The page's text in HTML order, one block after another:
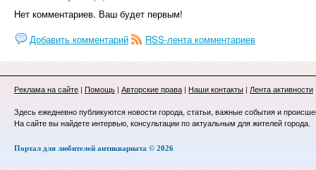
Нет комментариев. Ваш будет первым!
Добавить комментарий
RSS-лента комментариев
Реклама на сайте | Помощь | Авторские права | Наши контакты | Лента активности
Здесь ежедневно публикуются новости города, статьи, важные события и
На сайте вы найдете интервью, консультации по актуальным для жителей города.
Портал для любителей антиквариата © 2026